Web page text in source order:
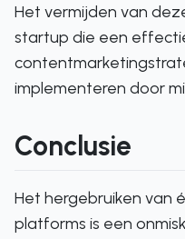
Het vermijden van
startup die een
implementeren door
Conclusie
Het hergebruiken van
platforms is een